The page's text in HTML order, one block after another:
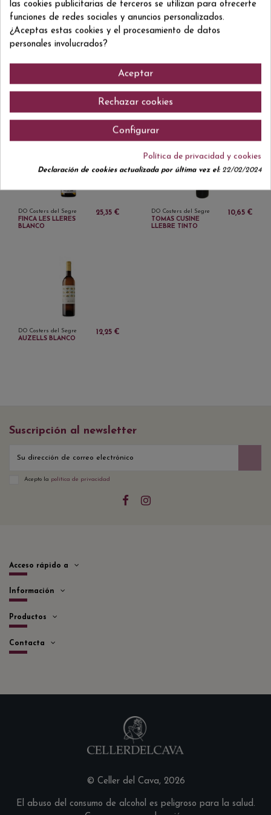
DO Costers del Segre 26,90 € DO Costers del Segre
AIROS ECO ROSADO
9,50 €
DO Costers del Segre
FINCA LES LLERES
BLANCO
25,35 € DO Costers del Segre
TOMAS CUSINE
LLEBRE TINTO
10,65 €
DO Costers del Segre
AUZELLS BLANCO
12,25 €
Suscripción al newsletter
Acepto la política de privacidad
Acceso rápido a
Información
Productos
Contacta
© Celler del Cava, 2026
El abuso del consumo de alcohol es peligroso para la salud.
las cookies publicitarias de terceros se utilizan para ofrecerte
funciones de redes sociales y anuncios personalizados.
¿Aceptas estas cookies y el procesamiento de datos
personales involucrados?
Aceptar
Rechazar cookies
Configurar
Política de privacidad y cookies
Declaración de cookies actualizada por última vez el:22/02/2024